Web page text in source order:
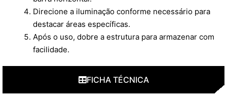
FICHA TÉCNICA
Direcione a iluminação conforme necessário para
destacar áreas específicas.
Após o uso, dobre a estrutura para armazenar com
facilidade.